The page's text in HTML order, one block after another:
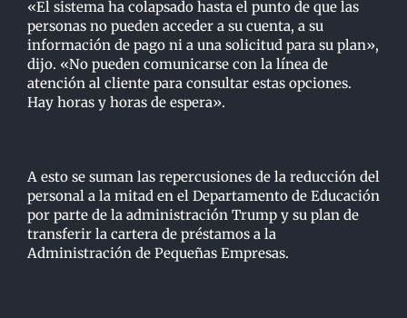
«El sistema ha colapsado hasta el punto de que las
personas no pueden acceder a su cuenta, a su
información de pago ni a una solicitud para su plan»,
dijo. «No pueden comunicarse con la línea de
atención al cliente para consultar estas opciones.
Hay horas y horas de espera».
A esto se suman las repercusiones de la reducción del
personal a la mitad en el Departamento de Educación
por parte de la administración Trump y su plan de
transferir la cartera de préstamos a la
Administración de Pequeñas Empresas.